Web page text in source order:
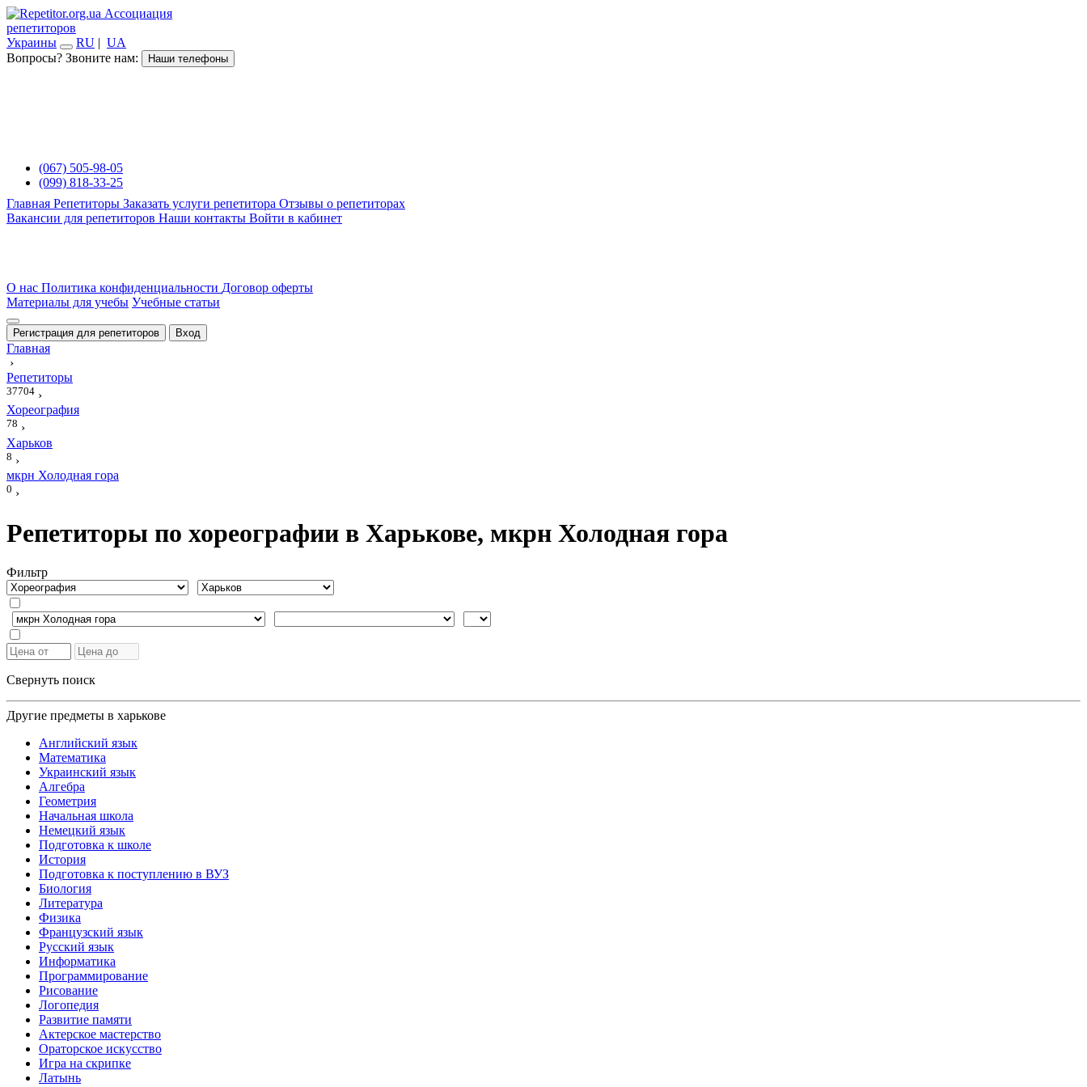
Ассоциация
репетиторов
Украины
RU | UA
Вопросы? Звоните нам:
Наши телефоны
(067) 505-98-05
(099) 818-33-25
Главная Репетиторы Заказать услуги репетитора Отзывы о репетиторах
Вакансии для репетиторов Наши контакты Войти в кабинет
О нас Политика конфиденциальности Договор оферты
Материалы для учебы Учебные статьи
Регистрация для репетиторов Вход
Главная
›
Репетиторы
37704 ›
Хореография
78 ›
Харьков
8 ›
мкрн Холодная гора
0 ›
Репетиторы по хореографии в Харькове, мкрн Холодная гора
Фильтр
Свернуть поиск
Другие предметы в харькове
Английский язык
Математика
Украинский язык
Алгебра
Геометрия
Начальная школа
Немецкий язык
Подготовка к школе
История
Подготовка к поступлению в ВУЗ
Биология
Литература
Физика
Французский язык
Русский язык
Информатика
Программирование
Рисование
Логопедия
Развитие памяти
Актерское мастерство
Ораторское искусство
Игра на скрипке
Латынь